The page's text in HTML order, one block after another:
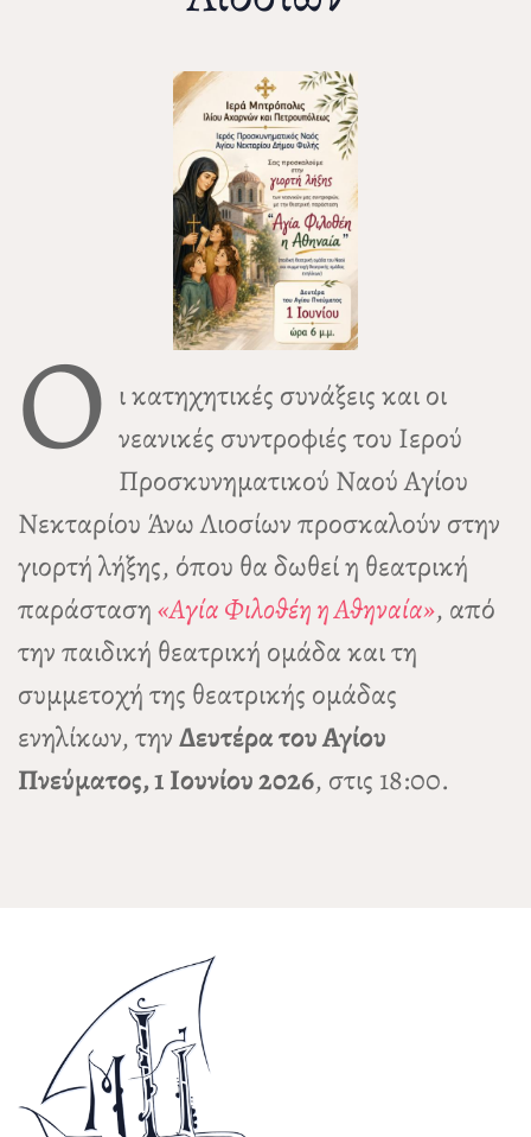
Ο ι κατηχητικές συνάξεις και οι
νεανικές συντροφιές του Ιερού
Προσκυνηματικού Ναού Αγίου
Νεκταρίου Άνω Λιοσίων προσκαλούν στην
γιορτή λήξης, όπου θα δωθεί η θεατρική
παράσταση«Αγία Φιλοθέη η Αθηναία», από
την παιδική θεατρική ομάδα και τη
συμμετοχή της θεατρικής ομάδας
ενηλίκων, τηνΔευτέρα του Αγίου
Πνεύματος, 1 Ιουνίου 2026, στις 18:00.